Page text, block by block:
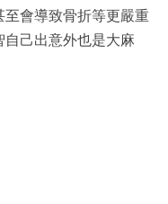
會導致骨折等更嚴重
己出意外也是大麻